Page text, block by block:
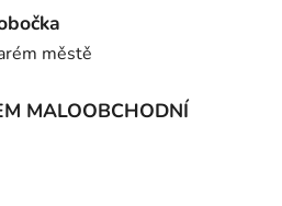
městě
MALOOBCHODNÍ